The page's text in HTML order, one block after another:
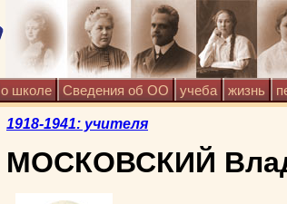
о школе Сведения об ОО учеба жизнь
1918-1941: учителя
МОСКОВСКИЙ